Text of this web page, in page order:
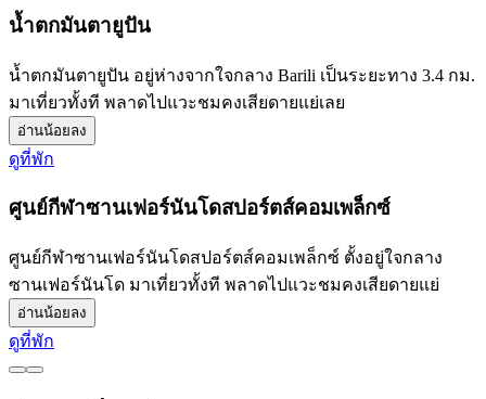
น้ำตกมันตายูปัน
น้ำตกมันตายูปัน อยู่ห่างจากใจกลาง Barili เป็นระยะทาง 3.4 กม.
มาเที่ยวทั้งที พลาดไปแวะชมคงเสียดายแย่เลย
อ่านน้อยลง
ดูที่พัก
ศูนย์กีฬาซานเฟอร์นันโดสปอร์ตส์คอมเพล็กซ์
ศูนย์กีฬาซานเฟอร์นันโดสปอร์ตส์คอมเพล็กซ์ ตั้งอยู่ใจกลาง
ซานเฟอร์นันโด มาเที่ยวทั้งที พลาดไปแวะชมคงเสียดายแย่
อ่านน้อยลง
ดูที่พัก